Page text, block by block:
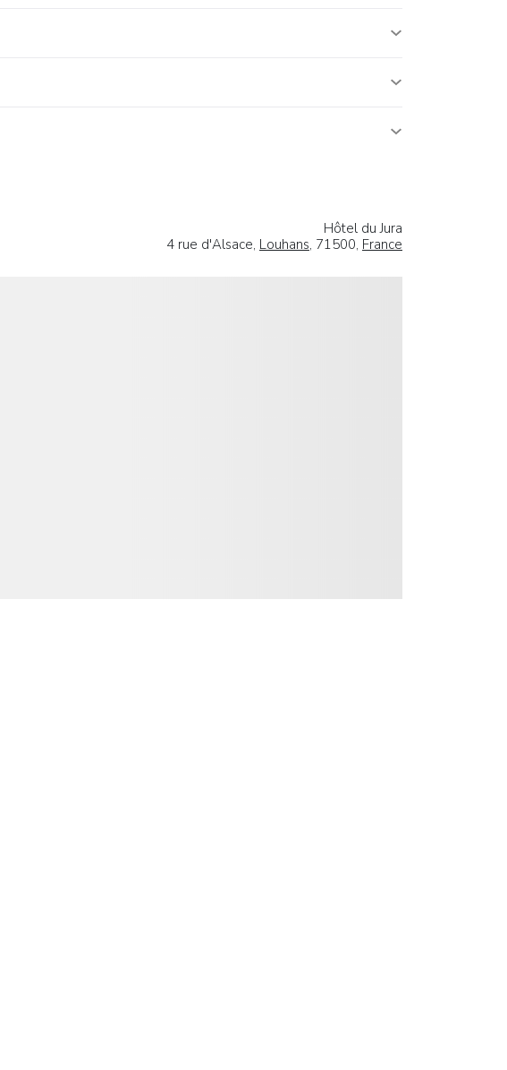
Hôtel du Jura
4 rue d'Alsace, Louhans, 71500, France